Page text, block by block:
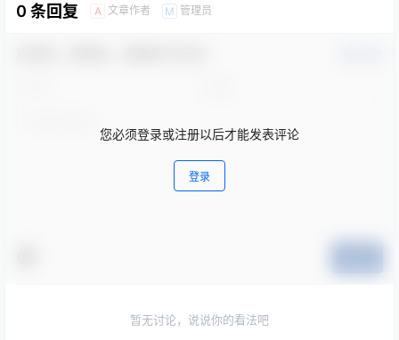
0 条回复 A 文章作者 M 管理员
您必须登录或注册以后才能发表评论
登录
暂无讨论，说说你的看法吧